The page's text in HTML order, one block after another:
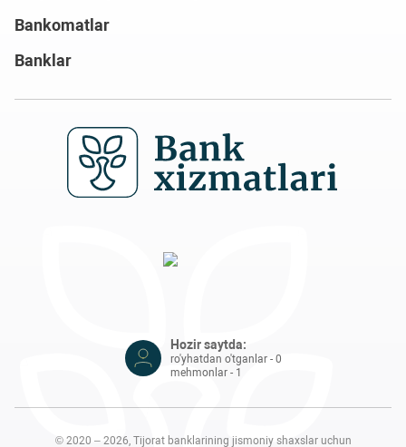
Bankomatlar
Banklar
Hozir saytda:
ro'yhatdan o'tganlar - 0
mehmonlar - 1
© 2020 – 2026, Tijorat banklarining jismoniy shaxslar uchun